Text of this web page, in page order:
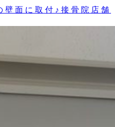
壁面に取付♪接骨院店舗